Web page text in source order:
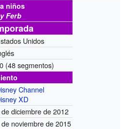
niños
Ferb
Unidos
(48 segmentos)
Channel
XD
diciembre de 2012
noviembre de 2015